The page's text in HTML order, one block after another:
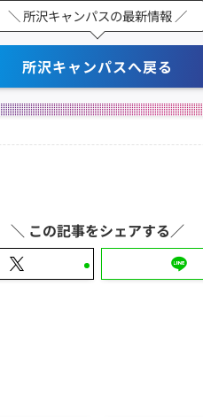
＼ 所沢キャンパスの最新情報 ／
所沢キャンパスへ戻る